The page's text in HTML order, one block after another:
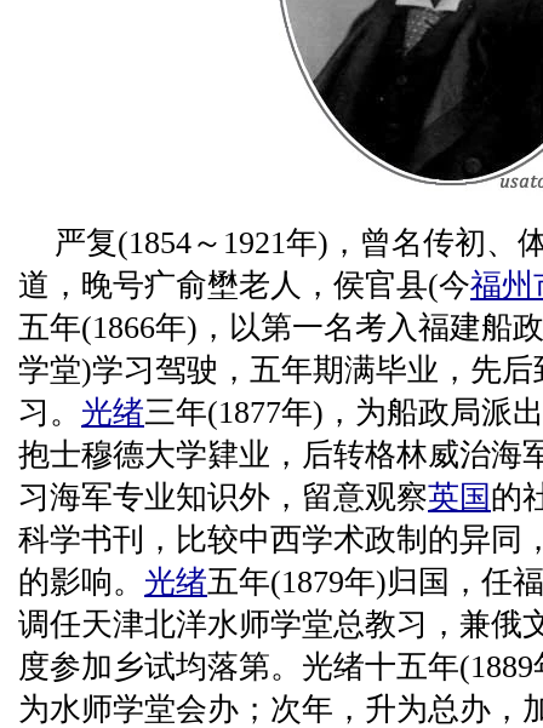
严复(1854～1921年)，曾名传初、
道，晚号疒俞壄老人，侯官县(今福州
五年(1866年)，以第一名考入福建船
学堂)学习驾驶，五年期满毕业，先后
习。 光绪三年(1877年)，为船政局派
抱士穆德大学肄业，后转格林威治海
习海军专业知识外，留意观察英国的
科学书刊，比较中西学术政制的异同
的影响。 光绪五年(1879年)归国，任
调任天津北洋水师学堂总教习，兼俄
度参加乡试均落第。光绪十五年
为水师学堂会办；次年，升为总办，